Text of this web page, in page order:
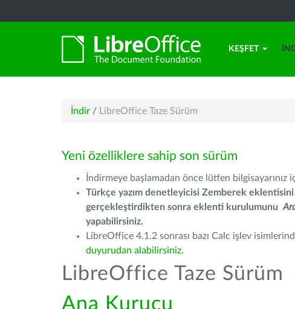
KEŞFET
İndir / LibreOffice Taze Sürüm
Yeni özelliklere sahip son sürüm
İndirmeye başlamadan önce lütfen
Türkçe yazım denetleyicisi Zemberek eklentisini
gerçekleştirdikten sonra eklenti kurulumunu
yapabilirsiniz.
LibreOffice 4.1.2 sonrası bazı Calc işlev
duyurudan alabilirsiniz.
LibreOffice Taze Sürüm
Ana Kurucu